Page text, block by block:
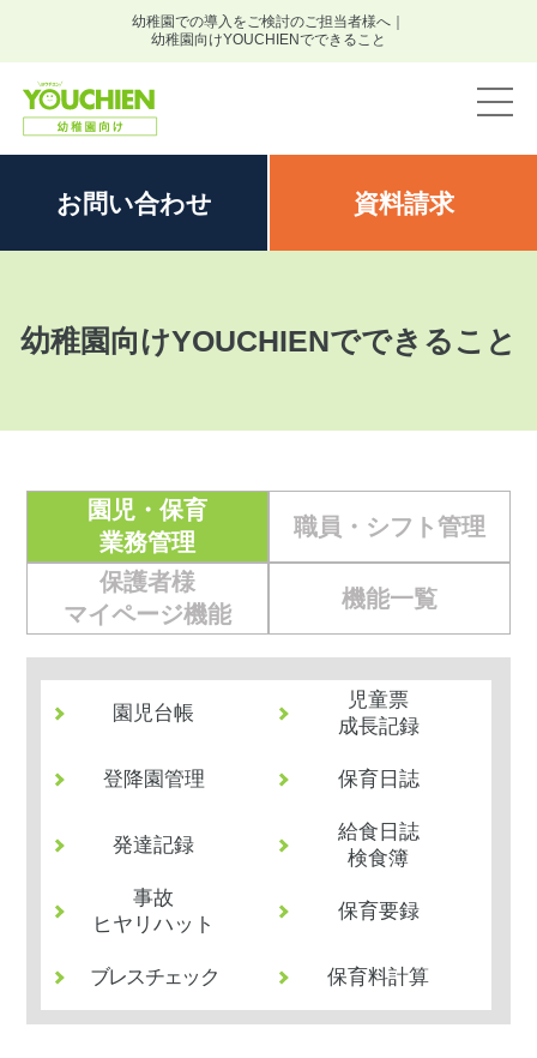
幼稚園での導入をご検討のご担当者様へ｜
幼稚園向けYOUCHIENでできること
お問い合わせ 資料請求
幼稚園向けYOUCHIENでできること
園児・保育
業務管理
職員・シフト管理
保護者様
マイページ機能
機能一覧
園児台帳
児童票
成長記録
登降園管理 保育日誌
発達記録
給食日誌
検食簿
事故
ヒヤリハット
保育要録
ブレスチェック 保育料計算